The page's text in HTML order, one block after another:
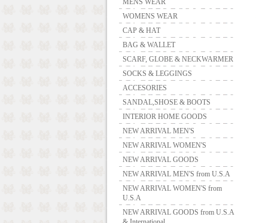
MENS WEAR
WOMENS WEAR
CAP & HAT
BAG & WALLET
SCARF, GLOBE & NECKWARMER
SOCKS & LEGGINGS
ACCESORIES
SANDAL,SHOSE & BOOTS
INTERIOR HOME GOODS
NEW ARRIVAL MEN'S
NEW ARRIVAL WOMEN'S
NEW ARRIVAL GOODS
NEW ARRIVAL MEN'S from U.S.A
NEW ARRIVAL WOMEN'S from
U.S.A
NEW ARRIVAL GOODS from U.S.A